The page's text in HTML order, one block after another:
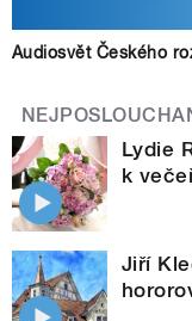
Audiosvět Českého
Lydie
k
Jiří